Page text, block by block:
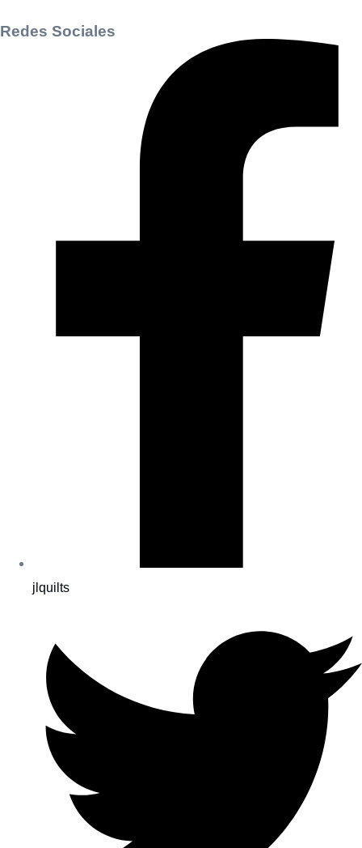
Redes Sociales
jlquilts